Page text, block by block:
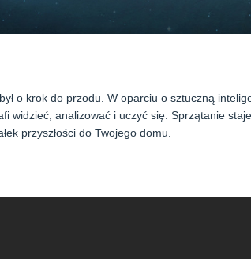
o krok do przodu. W oparciu o sztuczną
analizować i uczyć się. Sprzątanie
przyszłości do Twojego domu.